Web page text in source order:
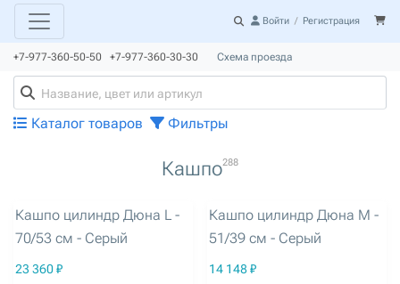
Войти / Регистрация
+7-977-360-50-50 +7-977-360-30-30 Схема проезда
Каталог товаров Фильтры
Кашпо288
Кашпо цилиндр Дюна L -
70/53 см - Серый
23 360 ₽
Кашпо цилиндр Дюна M -
51/39 см - Серый
14 148 ₽